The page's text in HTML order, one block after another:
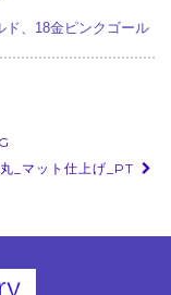
ド、18金ピンクゴール
丸_マット仕上げ_PT